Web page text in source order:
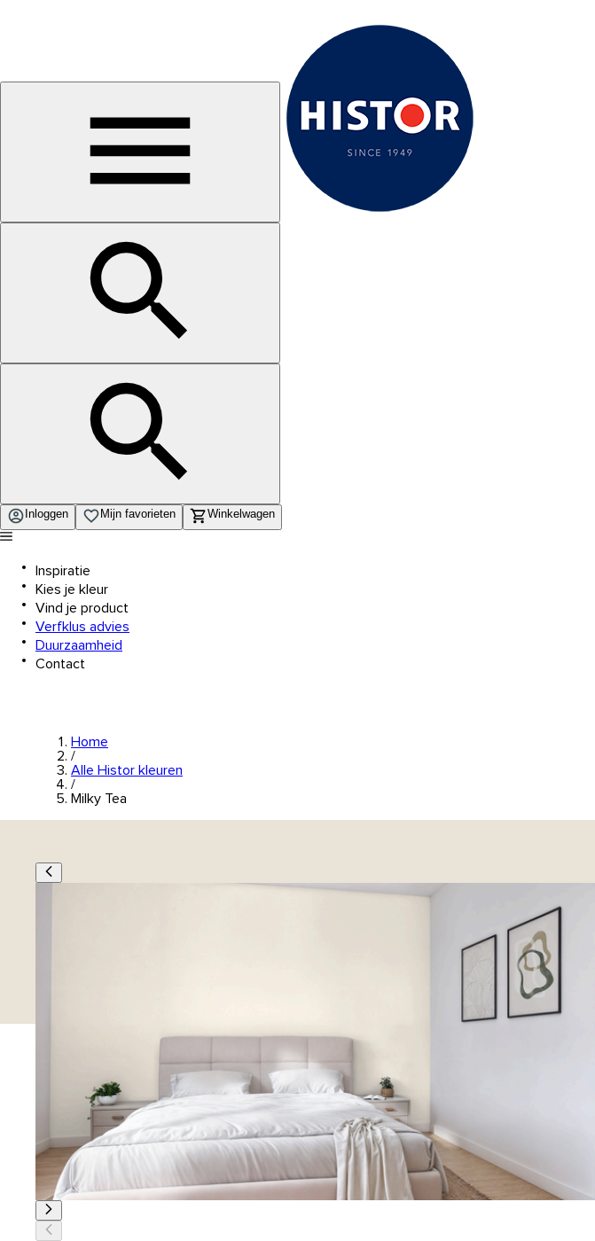
Inloggen Mijn favorieten Winkelwagen
Inspiratie
Kies je kleur
Vind je product
Verfklus advies
Duurzaamheid
Contact
Home
/
Alle Histor kleuren
/
Milky Tea